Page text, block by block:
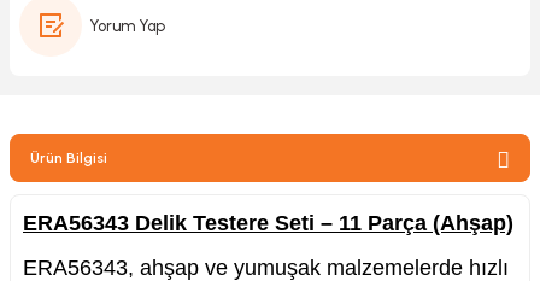
Yorum Yap
Ürün Bilgisi
ERA56343 Delik Testere Seti – 11 Parça (Ahşap)
ERA56343, ahşap ve yumuşak malzemelerde hızlı